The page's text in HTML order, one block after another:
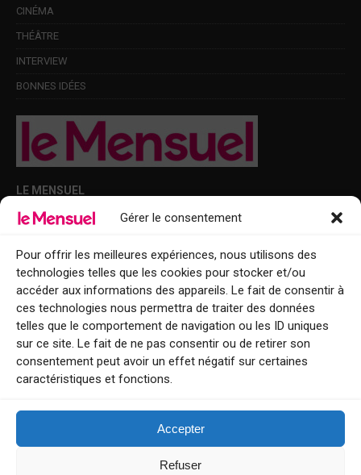
Gérer le consentement
Pour offrir les meilleures expériences, nous utilisons des
technologies telles que les cookies pour stocker et/ou
accéder aux informations des appareils. Le fait de consentir à
ces technologies nous permettra de traiter des données
telles que le comportement de navigation ou les ID uniques
sur ce site. Le fait de ne pas consentir ou de retirer son
consentement peut avoir un effet négatif sur certaines
caractéristiques et fonctions.
Accepter
Refuser
CINÉMA
THÉÂTRE
INTERVIEW
BONNES IDÉES
LE MENSUEL
Points de diffusion Var et Alpes-Maritimes : oû trouver Le Mensuel ?
Le Mensuel en PDF : consultez le magazine en ligne
Qui sommes-nous ?
BFM Top Sorties
EVENT
Tourisme week-end : envie de vous évader le temps d’un week-end ou
Explorez nos bonnes adresses
Contact